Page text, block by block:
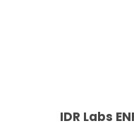
IDR Labs